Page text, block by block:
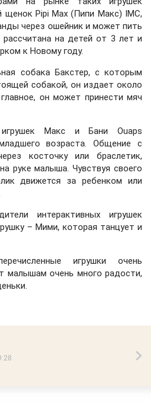
щенок Pipi Max (Пипи Макс) IMC,
через ошейник и может пить
рассчитана на детей от 3 лет и
к Новому году.
собака Бакстер, с которым
собакой, он издает около
он может принести мяч
игрушек Макс и Бани Ouaps
возраста. Общение с
косточку или браслетик,
руке малыша. Чувствуя своего
движется за ребенком или
интерактивных игрушек
– Мими, которая танцует и
игрушки очень
малышам очень много радости,